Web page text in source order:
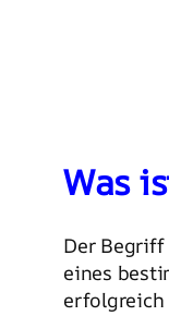
Was
Der Begriff
eines